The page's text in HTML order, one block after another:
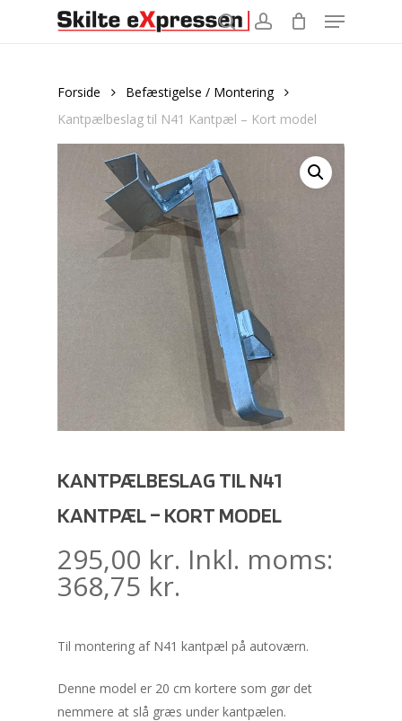
Menu
Forside
Befæstigelse / Montering
Kantpælbeslag til N41 Kantpæl – Kort model
KANTPÆLBESLAG TIL N41
KANTPÆL – KORT MODEL
295,00 kr. Inkl. moms:
368,75 kr.
Til montering af N41 kantpæl på autoværn.
Denne model er 20 cm kortere som gør det
nemmere at slå græs under kantpælen.